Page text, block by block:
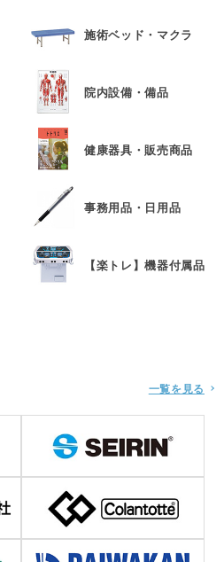
施術ベッド・マクラ
院内設備・備品
健康器具・販売商品
事務用品・日用品
【楽トレ】機器付属品
一覧を見る